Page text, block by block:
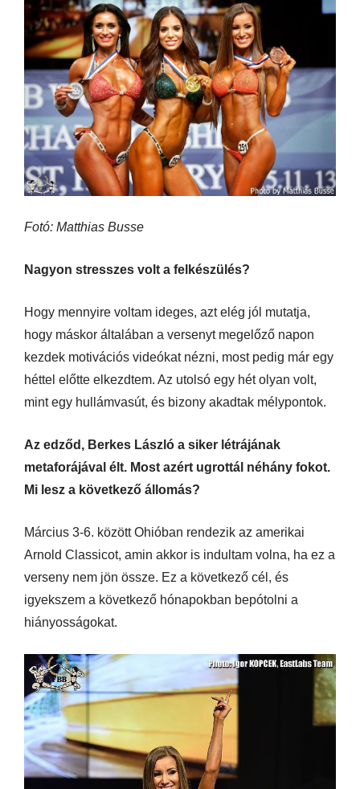
Fotó: Matthias Busse
Nagyon stresszes volt a felkészülés?
Hogy mennyire voltam ideges, azt elég jól mutatja,
hogy máskor általában a versenyt megelőző napon
kezdek motivációs videókat nézni, most pedig már egy
héttel előtte elkezdtem. Az utolsó egy hét olyan volt,
mint egy hullámvasút, és bizony akadtak mélypontok.
Az edződ, Berkes László a siker létrájának
metaforájával élt. Most azért ugrottál néhány fokot.
Mi lesz a következő állomás?
Március 3-6. között Ohióban rendezik az amerikai
Arnold Classicot, amin akkor is indultam volna, ha ez a
verseny nem jön össze. Ez a következő cél, és
igyekszem a következő hónapokban bepótolni a
hiányosságokat.